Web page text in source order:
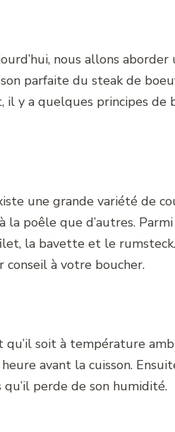
nous allons aborder
parfaite du steak de
y a quelques principes de
une grande variété de
poêle que d’autres.
la bavette et le
conseil à votre boucher.
soit à température
avant la cuisson.
perde de son humidité.